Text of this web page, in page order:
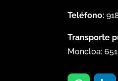
Teléfono:
Transporte
Moncloa:651